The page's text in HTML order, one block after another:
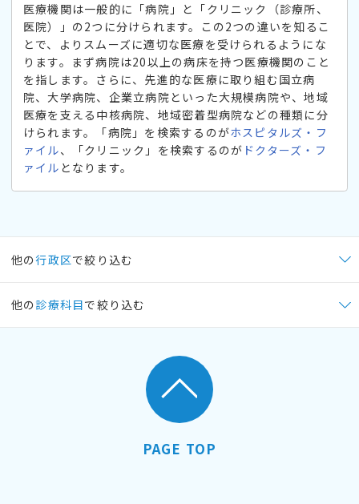
医療機関は一般的に「病院」と「クリニック（診療所、
医院）」の2つに分けられます。この2つの違いを知るこ
とで、よりスムーズに適切な医療を受けられるようにな
ります。まず病院は20以上の病床を持つ医療機関のこと
を指します。さらに、先進的な医療に取り組む国立病
院、大学病院、企業立病院といった大規模病院や、地域
医療を支える中核病院、地域密着型病院などの種類に分
けられます。「病院」を検索するのがホスピタルズ・フ
ァイル、「クリニック」を検索するのが ドクターズ・フ
ァイル となります。
他の行政区で絞り込む
他の 診療科目で絞り込む
PAGE TOP